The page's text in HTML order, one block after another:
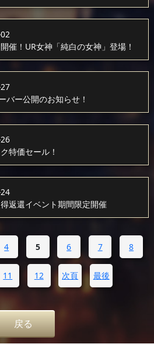
催！UR女神「純白の女神」登場！
バー公開のお知らせ！
特価セール！
返還イベント期間限定開催
4 5 6 7 8
11 12 次頁 最後
戻る